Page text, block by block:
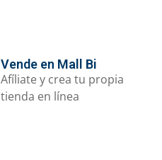
Vende en Mall Bi
Afíliate y crea tu propia
tienda en línea